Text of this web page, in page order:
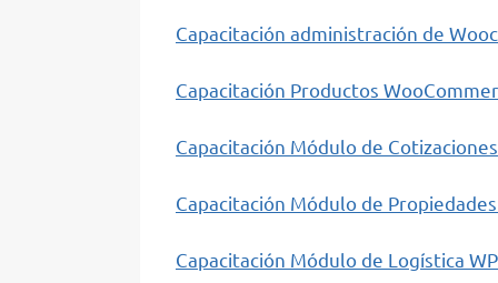
Capacitación administración de
Capacitación Productos
Capacitación Módulo de Cotizaciones
Capacitación Módulo de Propiedades
Capacitación Módulo de Logística